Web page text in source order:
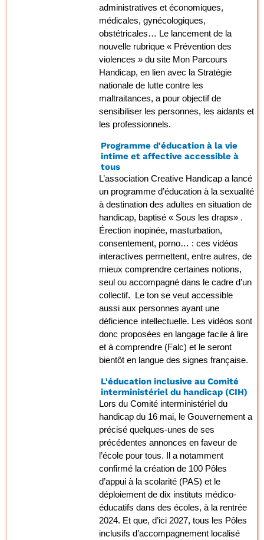
administratives et économiques,
médicales, gynécologiques,
obstétricales… Le lancement de la
nouvelle rubrique « Prévention des
violences » du site Mon Parcours
Handicap, en lien avec la Stratégie
nationale de lutte contre les
maltraitances, a pour objectif de
sensibiliser les personnes, les aidants et
les professionnels.
Programme d'éducation à la vie
intime et affective accessible à
tous
L’association Creative Handicap a lancé
un programme d’éducation à la sexualité
à destination des adultes en situation de
handicap, baptisé « Sous les draps» .
Érection inopinée, masturbation,
consentement, porno… : ces vidéos
interactives permettent, entre autres, de
mieux comprendre certaines notions,
seul ou accompagné dans le cadre d’un
collectif. Le ton se veut accessible
aussi aux personnes ayant une
déficience intellectuelle. Les vidéos sont
donc proposées en langage facile à lire
et à comprendre (Falc) et le seront
bientôt en langue des signes française.
L'éducation inclusive au Comité
interministériel du handicap (CIH)
Lors du Comité interministériel du
handicap du 16 mai, le Gouvernement a
précisé quelques-unes de ses
précédentes annonces en faveur de
l’école pour tous. Il a notamment
confirmé la création de 100 Pôles
d’appui à la scolarité (PAS) et le
déploiement de dix instituts médico-
éducatifs dans des écoles, à la rentrée
2024. Et que, d’ici 2027, tous les Pôles
inclusifs d’accompagnement localisé